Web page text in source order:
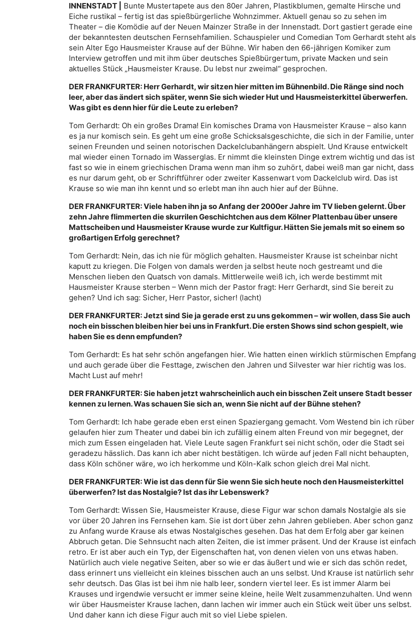
INNENSTADT |
Bunte Mustertapete aus den 80er Jahren, Plastikblumen, gemalte Hirsche und
Eiche rustikal – fertig ist das spießbürgerliche Wohnzimmer. Aktuell genau so zu sehen im
Theater – die Komödie auf der Neuen Mainzer Straße in der Innenstadt. Dort gastiert gerade eine
der bekanntesten deutschen Fernsehfamilien. Schauspieler und Comedian Tom Gerhardt steht als
sein Alter Ego Hausmeister Krause auf der Bühne. Wir haben den 66-jährigen Komiker zum
Interview getroffen und mit ihm über deutsches Spießbürgertum, private Macken und sein
aktuelles Stück „Hausmeister Krause. Du lebst nur zweimal“ gesprochen.
DER FRANKFURTER: Herr Gerhardt, wir sitzen hier mitten im Bühnenbild. Die Ränge sind noch
leer, aber das ändert sich später, wenn Sie sich wieder Hut und Hausmeisterkittel überwerfen.
Was gibt es denn hier für die Leute zu erleben?
Tom Gerhardt: Oh ein großes Drama! Ein komisches Drama von Hausmeister Krause – also kann
es ja nur komisch sein. Es geht um eine große Schicksalsgeschichte, die sich in der Familie, unter
seinen Freunden und seinen notorischen Dackelclubanhängern abspielt. Und Krause entwickelt
mal wieder einen Tornado im Wasserglas. Er nimmt die kleinsten Dinge extrem wichtig und das ist
fast so wie in einem griechischen Drama wenn man ihm so zuhört, dabei weiß man gar nicht, dass
es nur darum geht, ob er Schriftführer oder zweiter Kassenwart vom Dackelclub wird. Das ist
Krause so wie man ihn kennt und so erlebt man ihn auch hier auf der Bühne.
DER FRANKFURTER: Viele haben ihn ja so Anfang der 2000er Jahre im TV lieben gelernt. Über
zehn Jahre flimmerten die skurrilen Geschichtchen aus dem Kölner Plattenbau über unsere
Mattscheiben und Hausmeister Krause wurde zur Kultfigur. Hätten Sie jemals mit so einem so
großartigen Erfolg gerechnet?
Tom Gerhardt: Nein, das ich nie für möglich gehalten. Hausmeister Krause ist scheinbar nicht
kaputt zu kriegen. Die Folgen von damals werden ja selbst heute noch gestreamt und die
Menschen lieben den Quatsch von damals. Mittlerweile weiß ich, ich werde bestimmt mit
Hausmeister Krause sterben – Wenn mich der Pastor fragt: Herr Gerhardt, sind Sie bereit zu
gehen? Und ich sag: Sicher, Herr Pastor, sicher! (lacht)
DER FRANKFURTER: Jetzt sind Sie ja gerade erst zu uns gekommen – wir wollen, dass Sie auch
noch ein bisschen bleiben hier bei uns in Frankfurt. Die ersten Shows sind schon gespielt, wie
haben Sie es denn empfunden?
Tom Gerhardt: Es hat sehr schön angefangen hier. Wie hatten einen wirklich stürmischen Empfang
und auch gerade über die Festtage, zwischen den Jahren und Silvester war hier richtig was los.
Macht Lust auf mehr!
DER FRANKFURTER: Sie haben jetzt wahrscheinlich auch ein bisschen Zeit unsere Stadt besser
kennen zu lernen. Was schauen Sie sich an, wenn Sie nicht auf der Bühne stehen?
Tom Gerhardt: Ich habe gerade eben erst einen Spaziergang gemacht. Vom Westend bin ich rüber
gelaufen hier zum Theater und dabei bin ich zufällig einem alten Freund von mir begegnet, der
mich zum Essen eingeladen hat. Viele Leute sagen Frankfurt sei nicht schön, oder die Stadt sei
geradezu hässlich. Das kann ich aber nicht bestätigen. Ich würde auf jeden Fall nicht behaupten,
dass Köln schöner wäre, wo ich herkomme und Köln-Kalk schon gleich drei Mal nicht.
DER FRANKFURTER: Wie ist das denn für Sie wenn Sie sich heute noch den Hausmeisterkittel
überwerfen? Ist das Nostalgie? Ist das ihr Lebenswerk?
Tom Gerhardt: Wissen Sie, Hausmeister Krause, diese Figur war schon damals Nostalgie als sie
vor über 20 Jahren ins Fernsehen kam. Sie ist dort über zehn Jahren geblieben. Aber schon ganz
zu Anfang wurde Krause als etwas Nostalgisches gesehen. Das hat dem Erfolg aber gar keinen
Abbruch getan. Die Sehnsucht nach alten Zeiten, die ist immer präsent. Und der Krause ist einfach
retro. Er ist aber auch ein Typ, der Eigenschaften hat, von denen vielen von uns etwas haben.
Natürlich auch viele negative Seiten, aber so wie er das äußert und wie er sich das schön redet,
dass erinnert uns vielleicht ein kleines bisschen auch an uns selbst. Und Krause ist natürlich sehr
sehr deutsch. Das Glas ist bei ihm nie halb leer, sondern viertel leer. Es ist immer Alarm bei
Krauses und irgendwie versucht er immer seine kleine, heile Welt zusammenzuhalten. Und wenn
wir über Hausmeister Krause lachen, dann lachen wir immer auch ein Stück weit über uns selbst.
Und daher kann ich diese Figur auch mit so viel Liebe spielen.